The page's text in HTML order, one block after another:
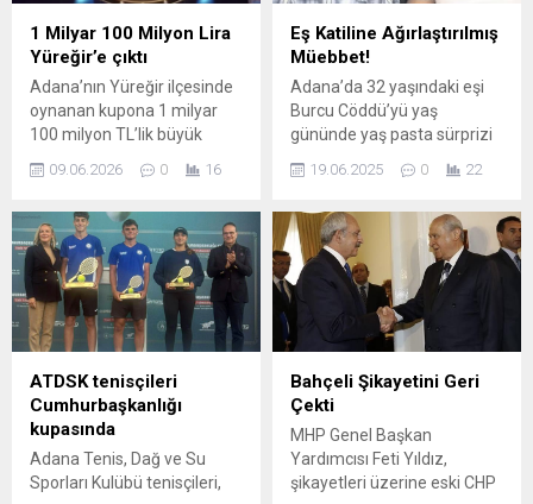
1 Milyar 100 Milyon Lira
Yüreğir’e çıktı
Adana’nın Yüreğir ilçesinde
oynanan kupona 1 milyar
100 milyon TL’lik büyük
ikramiyenin tek kişiye
heyecan yaratırken,
talihlisinin kim olduğu henüz
bilinmiyor. Uzmanlar,
Türkiye’de şimdiye kadar
dağıtılan en yüksek
ikramiyeler arasında yer
alan bu ödülün, kazanan
kişinin hayatını tamamen
değiştirecek büyüklükte
olduğuna dikkat çekiyor....
09.06.2026 0 16
Eş Katiline Ağırlaştırılmış
Müebbet!
Adana’da 32 yaşındaki eşi
Burcu Cöddü’yü yaş
gününde yaş pasta sürprizi
öldüren, 2 kayınbiraderini ise
iddia edilen 39 yaşındaki
Uğur Cöddü ağırlaştırılmış
müebbet ve ayrıca 11 yıl 15
gün hapis cezasına
mahkum edildi. Sarıçam
Mahallesi Yavuz Sultan
Selim Mahallesi’nde oturan
2 çocuk annesi Burcu...
19.06.2025 0 22
ATDSK tenisçileri
Cumhurbaşkanlığı
kupasında
Adana Tenis, Dağ ve Su
Sporları Kulübü tenisçileri,
Bahçeli Şikayetini Geri
Çekti
MHP Genel Başkan
Yardımcısı Feti Yıldız,
şikayetleri üzerine eski CHP